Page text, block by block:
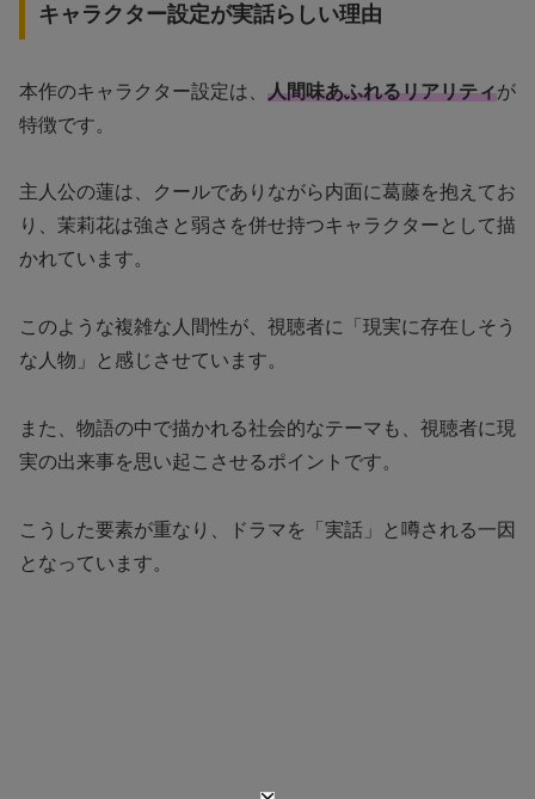
キャラクター設定が実話らしい理由
本作のキャラクター設定は、 人間味あふれるリアリティが
特徴です。
主人公の蓮は、クールでありながら内面に葛藤を抱えてお
り、茉莉花は強さと弱さを併せ持つキャラクターとして描
かれています。
このような複雑な人間性が、視聴者に「現実に存在しそう
な人物」と感じさせています。
また、物語の中で描かれる社会的なテーマも、視聴者に現
実の出来事を思い起こさせるポイントです。
こうした要素が重なり、ドラマを「実話」と噂される一因
となっています。